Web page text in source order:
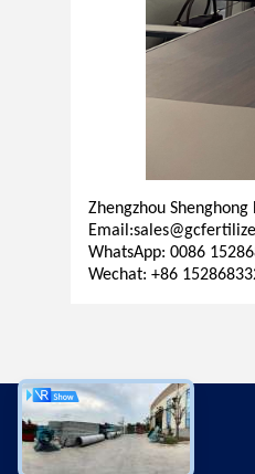
Zhengzhou
Email:s
WhatsApp: 0086
Wechat: +86